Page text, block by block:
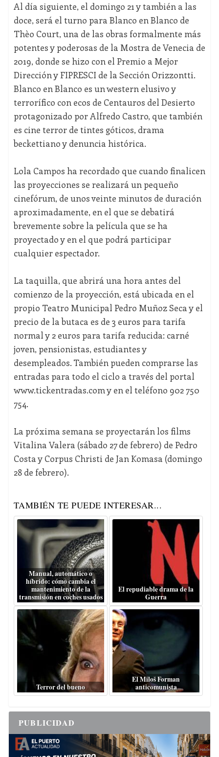
Al día siguiente, el domingo 21 y también a las
doce, será el turno para Blanco en Blanco de
Thèo Court, una de las obras formalmente más
potentes y poderosas de la Mostra de Venecia de
2019, donde se hizo con el Premio a Mejor
Dirección y FIPRESCI de la Sección Orizzontti.
Blanco en Blanco es un western elusivo y
terrorífico con ecos de Centauros del Desierto
protagonizado por Alfredo Castro, que también
es cine terror de tintes góticos, drama
beckettiano y denuncia histórica.
Lola Campos ha recordado que cuando finalicen
las proyecciones se realizará un pequeño
cinefórum, de unos veinte minutos de duración
aproximadamente, en el que se debatirá
brevemente sobre la película que se ha
proyectado y en el que podrá participar
cualquier espectador.
La taquilla, que abrirá una hora antes del
comienzo de la proyección, está ubicada en el
propio Teatro Municipal Pedro Muñoz Seca y el
precio de la butaca es de 3 euros para tarifa
normal y 2 euros para tarifa reducida: carné
joven, pensionistas, estudiantes y
desempleados. También pueden comprarse las
entradas para todo el ciclo a través del portal
www.tickentradas.com y en el teléfono 902 750
754.
La próxima semana se proyectarán los films
Vitalina Valera (sábado 27 de febrero) de Pedro
Costa y Corpus Christi de Jan Komasa (domingo
28 de febrero).
TAMBIÉN TE PUEDE INTERESAR...
Manual, automático o
híbrido: cómo cambia el
mantenimiento de la
transmisión en coches usados
El repudiable drama de la
Guerra
Terror del bueno
El Miloš Forman
anticomunista
PUBLICIDAD